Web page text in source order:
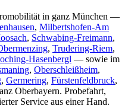
in ganz München —
, Milbertshofen-Am
, Schwabing-Freimann,
, Trudering-Riem,
Hasenbergl — sowie im
, Oberschleißheim,
, Germering, Fürstenfeldbruck,
Oberbayern. Probefahrt,
Service aus einer Hand.